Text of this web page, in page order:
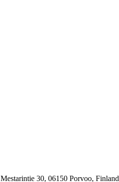
Mestarintie 30, 06150 Porvoo, Finland